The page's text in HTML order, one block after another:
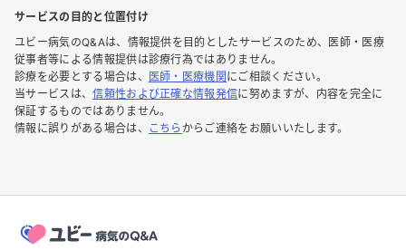
サービスの目的と位置付け
ユビー病気のQ&Aは、情報提供を目的としたサービスのため、医師・医療
従事者等による情報提供は診療行為ではありません。
診療を必要とする場合は、
医師・医療機関 にご相談ください。
当サービスは、信頼性および正確な情報発信に努めますが、内容を完全に
保証するものではありません。
情報に誤りがある場合は、
こちら からご連絡をお願いいたします。